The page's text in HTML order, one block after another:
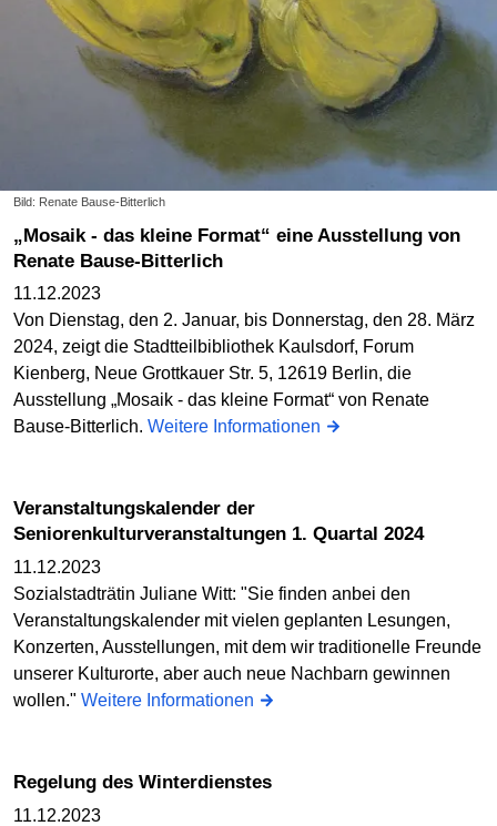
Bild: Renate Bause-Bitterlich
„Mosaik - das kleine Format“ eine Ausstellung von
Renate Bause-Bitterlich
11.12.2023
Von Dienstag, den 2. Januar, bis Donnerstag, den 28. März
2024, zeigt die Stadtteilbibliothek Kaulsdorf, Forum
Kienberg, Neue Grottkauer Str. 5, 12619 Berlin, die
Ausstellung „Mosaik - das kleine Format“ von Renate
Bause-Bitterlich. Weitere Informationen
Veranstaltungskalender der
Seniorenkulturveranstaltungen 1. Quartal 2024
11.12.2023
Sozialstadträtin Juliane Witt: "Sie finden anbei den
Veranstaltungskalender mit vielen geplanten Lesungen,
Konzerten, Ausstellungen, mit dem wir traditionelle Freunde
unserer Kulturorte, aber auch neue Nachbarn gewinnen
wollen." Weitere Informationen
Regelung des Winterdienstes
11.12.2023